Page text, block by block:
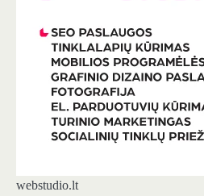
webstudio.lt